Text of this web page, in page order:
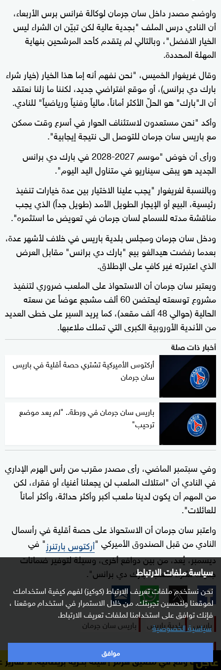
سياسة ملفات الارتباط
نحن نستخدم ملفات تعريف الارتباط (كوكيز) لفهم كيفية استخدامك
لموقعنا ولتحسين تجربتك. من خلال الاستمرار في استخدام موقعنا ،
فإنك توافق على استخدامنا لملفات تعريف الارتباط.
سياسية الخصوصية
موافق
واوضح مصدر داخل سان جرمان لوكالة فرانس برس الأربعاء،
أن النادي درس الملف "بجدية عالية لكن تبيّن ان الشراء ليس
الخيار الافضل"، وبالتالي لم يتقدم كأحد المرشحين بنهاية
المهلة المحددة.
وقال غريغوار الخميس، "نحن نفهم أنه إما هذا الخيار (خيار شراء
بارك دي برانس)، أو موقع افتراضي جديد، لكننا ما زلنا نعتقد
أن الـ"بارك" هو الحلّ الأكثر أماناً، مالياً وفنياً ورياضياً" للنادي.
وأكد "نحن مستعدون لاستئناف الحوار في أسرع وقت ممكن
مع باريس سان جرمان للتوصل الى نتيجة إيجابية".
ورأى أن خوض "موسم 2027-2028 في بارك دي برانس
الجديد هو يبقى سيناريو في متناول اليد اليوم".
وبالنسبة لغريغوار "يجب علينا الاختيار بين عدة خيارات تنفيذ
رئيسية، البيع أو الإيجار الطويل الأمد (طويل جداً) الذي يجب
مناقشة مدته للسماح لسان جرمان في تعويض ما استثمره".
ودخل سان جرمان ومجلس بلدية باريس في خلاف لأشهر عدة،
بعدما رفضت هيدالغو بيع "بارك دي برانس" مقابل العرض
الذي اعتبرته غير كافٍ على الإطلاق.
ويعتبر سان جرمان أن الاستحواذ على الملعب ضروري لتنفيذ
مشروع توسعته ليحتضن 60 ألف مشجع عوضاً عن سعته
الحالية (حوالي 48 ألف مقعد)، كما يريد السير على خطى العديد
من الأندية الأوروبية الكبرى التي تملك ملاعبها.
أخبار ذات صلة
أركتوس الأميركية تشتري حصة أقلية في باريس
سان جرمان
باريس سان جرمان في ورطة.. "لم يعد موضع
ترحيب"
وفي سبتمبر الماضي، رأى مصدر مقرب من رأس الهرم الإداري
في النادي أن "امتلاك الملعب لن يجعلنا أغنياء أو فقراء، لكن
من المهم أن يكون لدينا ملعب أكبر وأكثر حداثة، وأكثر أماناً
للعائلات".
واعتبر سان جرمان أن الاستحواذ على حصة أقلية في رأسمال
النادي من قبل الصندوق الأميركي "أركتوس بارتنرز" في
ديسمبر، يُعد، من بين دوافع أخرى، وسيلة لتوفير ضمانات
جديدة لشراء ملعب "بارك دي برانس".
باريس بلدية باريس
باريس سان جرمان
عاجل
في مضيق هرمز هيئة بحرية بريطانية: لا تقارير عن أضرار